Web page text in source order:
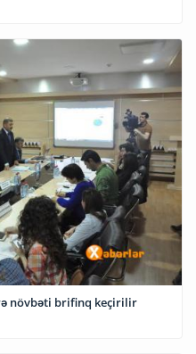
növbəti brifinq keçirilir